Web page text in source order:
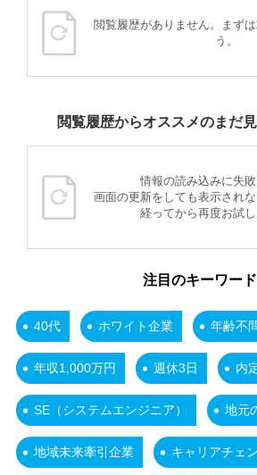
閲覧履歴がありません。まず
う。
閲覧履歴からオススメのまだ
情報の読み込みに失敗
画面の更新をしても表示され
経ってから再度お試し
注目のキーワード
40代 ホワイト企業 年齢不
年収1,000万円 週休3日 内
SE（システムエンジニア） 地元
地域未来牽引企業 キャリアチェ